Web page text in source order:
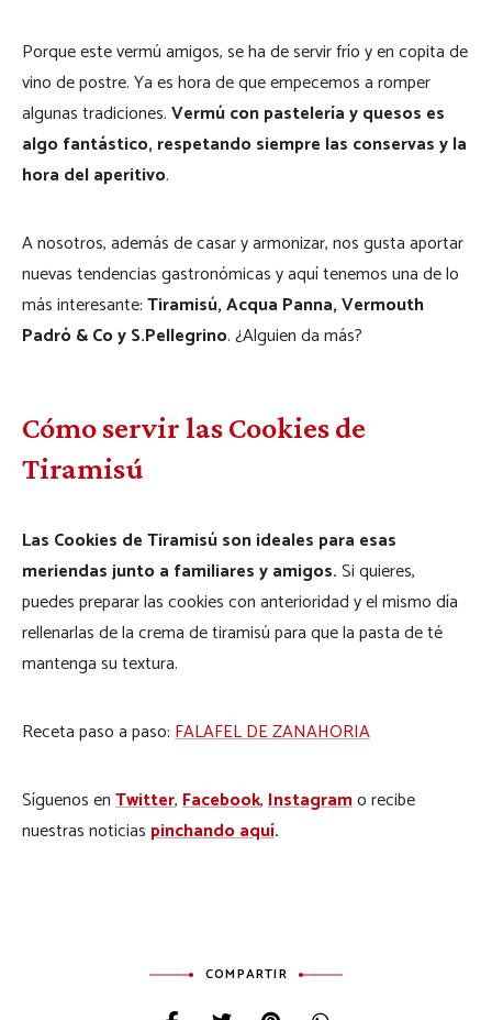
Porque este vermú amigos, se ha de servir frío y en copita de
vino de postre. Ya es hora de que empecemos a romper
algunas tradiciones.Vermú con pastelería y quesos es
algo fantástico, respetando siempre las conservas y la
hora del aperitivo.
A nosotros, además de casar y armonizar, nos gusta aportar
nuevas tendencias gastronómicas y aquí tenemos una de lo
más interesante:Tiramisú, Acqua Panna, Vermouth
Padró & Co y S.Pellegrino. ¿Alguien da más?
Cómo servir las Cookies de
Tiramisú
Las Cookies de Tiramisú son ideales para esas
meriendas junto a familiares y amigos.Si quieres,
puedes preparar las cookies con anterioridad y el mismo día
rellenarlas de la crema de tiramisú para que la pasta de té
mantenga su textura.
Receta paso a paso:FALAFEL DE ZANAHORIA
Síguenos enTwitter,Facebook,Instagramo recibe
nuestras noticias pinchando aquí.
COMPARTIR